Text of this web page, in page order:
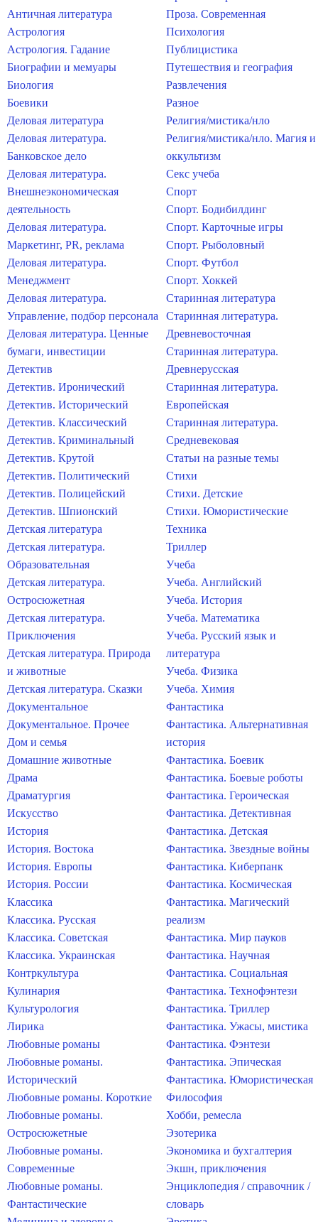
Античная литература
Астрология
Астрология. Гадание
Биографии и мемуары
Биология
Боевики
Деловая литература
Деловая литература.
Банковское дело
Деловая литература.
Внешнеэкономическая
деятельность
Деловая литература.
Маркетинг, PR, реклама
Деловая литература.
Менеджмент
Деловая литература.
Управление, подбор персонала
Деловая литература. Ценные
бумаги, инвестиции
Детектив
Детектив. Иронический
Детектив. Исторический
Детектив. Классический
Детектив. Криминальный
Детектив. Крутой
Детектив. Политический
Детектив. Полицейский
Детектив. Шпионский
Детская литература
Детская литература.
Образовательная
Детская литература.
Остросюжетная
Детская литература.
Приключения
Детская литература. Природа
и животные
Детская литература. Сказки
Документальное
Документальное. Прочее
Дом и семья
Домашние животные
Драма
Драматургия
Искусство
История
История. Востока
История. Европы
История. России
Классика
Классика. Русская
Классика. Советская
Классика. Украинская
Контркультура
Кулинария
Культурология
Лирика
Любовные романы
Любовные романы.
Исторический
Любовные романы. Короткие
Любовные романы.
Остросюжетные
Любовные романы.
Современные
Любовные романы.
Фантастические
Проза. Современная
Психология
Публицистика
Путешествия и география
Развлечения
Разное
Религия/мистика/нло
Религия/мистика/нло. Магия и
оккультизм
Секс учеба
Спорт
Спорт. Бодибилдинг
Спорт. Карточные игры
Спорт. Рыболовный
Спорт. Футбол
Спорт. Хоккей
Старинная литература
Старинная литература.
Древневосточная
Старинная литература.
Древнерусская
Старинная литература.
Европейская
Старинная литература.
Средневековая
Статьи на разные темы
Стихи
Стихи. Детские
Стихи. Юмористические
Техника
Триллер
Учеба
Учеба. Английский
Учеба. История
Учеба. Математика
Учеба. Русский язык и
литература
Учеба. Физика
Учеба. Химия
Фантастика
Фантастика. Альтернативная
история
Фантастика. Боевик
Фантастика. Боевые роботы
Фантастика. Героическая
Фантастика. Детективная
Фантастика. Детская
Фантастика. Звездные войны
Фантастика. Киберпанк
Фантастика. Космическая
Фантастика. Магический
реализм
Фантастика. Мир пауков
Фантастика. Научная
Фантастика. Социальная
Фантастика. Технофэнтези
Фантастика. Триллер
Фантастика. Ужасы, мистика
Фантастика. Фэнтези
Фантастика. Эпическая
Фантастика. Юмористическая
Философия
Хобби, ремесла
Эзотерика
Экономика и бухгалтерия
Экшн, приключения
Энциклопедия / справочник /
словарь